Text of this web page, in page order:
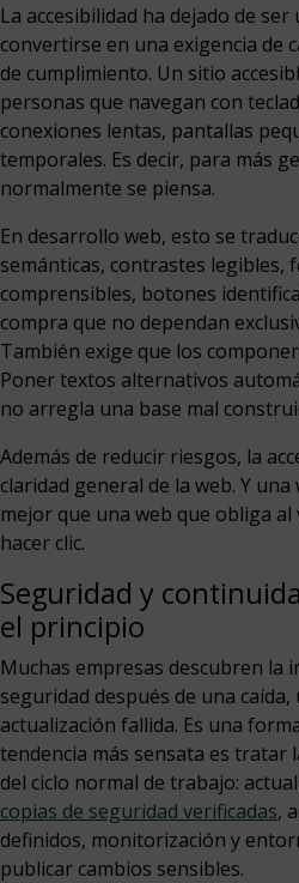
La accesibilidad ha dejado de
convertirse en una exigencia de
de cumplimiento. Un sitio
personas que navegan con
conexiones lentas, pantallas
temporales. Es decir, para más
normalmente se piensa.
En desarrollo web, esto se
semánticas, contrastes legibles,
comprensibles, botones
compra que no dependan
También exige que los
Poner textos alternativos
no arregla una base mal
Además de reducir riesgos, la
claridad general de la web. Y
mejor que una web que obliga
hacer clic.
Seguridad y
el principio
Muchas empresas descubren la
seguridad después de una
actualización fallida. Es una
tendencia más sensata es tratar
del ciclo normal de trabajo:
copias de seguridad verificadas,
definidos, monitorización y
publicar cambios sensibles.